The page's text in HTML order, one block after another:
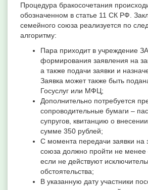
Процедура бракосочетания
обозначенном в статье 11 СК РФ.
семейного союза реализуется по
алгоритму:
Пара приходит в учреждение
формирования заявления на
а также подачи заявки и
Заявка может также быть
Госуслуг или МФЦ;
Дополнительно потребуется
сопроводительные бумаги –
супругов, квитанцию о
сумме 350 рублей;
С момента передачи заявки на
союза должно пройти не менее
если не действуют
обстоятельства;
В указанную дату участники